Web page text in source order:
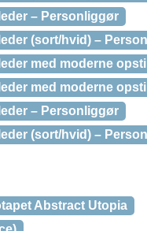
– Personliggør
(sort/hvid) –
med moderne
med moderne
– Personliggør
(sort/hvid) –
Abstract Utopia